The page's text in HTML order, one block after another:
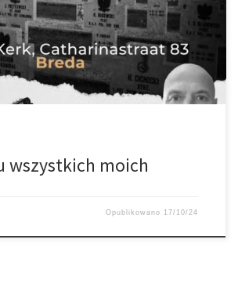
grobach poległych Wyzwolicieli Bredy i grobie
potem zapraszamy na spotkanie w Waalse
wszystkich moich
Opublikowano 17/10/24